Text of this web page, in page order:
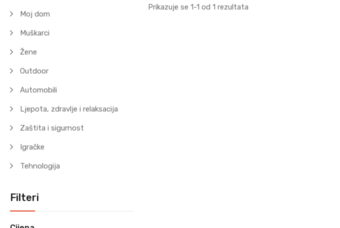
Moj dom
Muškarci
Žene
Outdoor
Automobili
Ljepota, zdravlje i relaksacija
Zaštita i sigurnost
Igračke
Tehnologija
Filteri
Prikazuje se 1-1 od 1 rezultata